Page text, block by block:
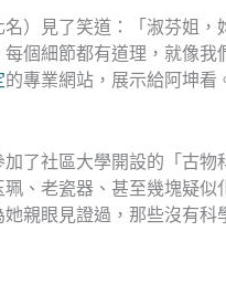
）見了笑道：「淑芬姐
個細節都有道理，就像
的專業網站，展示給阿坤
了社區大學開設的「古
、老瓷器、甚至幾塊疑
親眼見證過，那些沒有